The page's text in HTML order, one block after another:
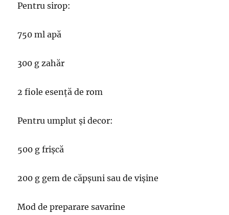
Pentru sirop:
750 ml apă
300 g zahăr
2 fiole esență de rom
Pentru umplut și decor:
500 g frișcă
200 g gem de căpșuni sau de vișine
Mod de preparare savarine